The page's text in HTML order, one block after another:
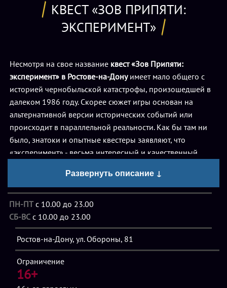
КВЕСТ «ЗОВ ПРИПЯТИ:
ЭКСПЕРИМЕНТ»
Несмотря на свое название квест «Зов Припяти:
эксперимент» в Ростове-на-Донуимеет мало общего с
историей чернобыльской катастрофы, произошедшей в
далеком 1986 году. Скорее сюжет игры основан на
альтернативной версии исторических событий или
происходит в параллельной реальности. Как бы там ни
было, знатоки и опытные квестеры заявляют, что
«эксперимент» - весьма интересный и качественный
деталь обязана своим существованием присутствию
актера, который старательно пугает игроков, не давая им
оперативно решать задачи и включать мозг в нужные
моменты.
Однако главная изюминка, ради которой и приходят на
заключатся в его заданиях. Головоломки, ребусы, шифры,
нестандартные решения, - задачки, над которыми
Развернуть описание ↓
ПН-ПТс 10.00 до 23.00
СБ-ВС с 10.00 до 23.00
Ростов-на-Дону, ул. Обороны, 81
Ограничение
16+